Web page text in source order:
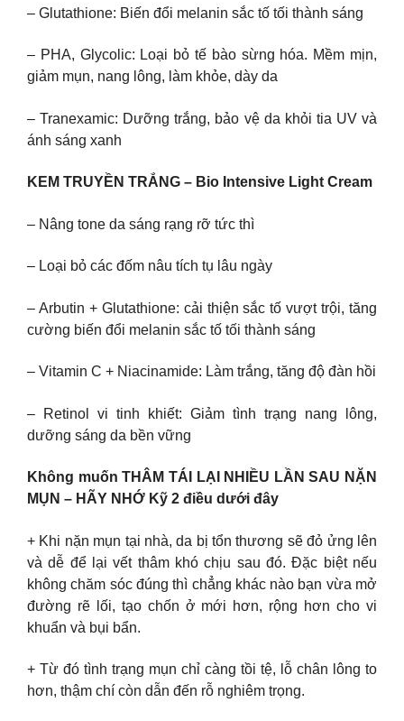
– Glutathione: Biến đổi melanin sắc tố tối thành sáng
– PHA, Glycolic: Loại bỏ tế bào sừng hóa. Mềm mịn,
giảm mụn, nang lông, làm khỏe, dày da
– Tranexamic: Dưỡng trắng, bảo vệ da khỏi tia UV và
ánh sáng xanh
KEM TRUYỀN TRẮNG – Bio Intensive Light Cream
– Nâng tone da sáng rạng rỡ tức thì
– Loại bỏ các đốm nâu tích tụ lâu ngày
– Arbutin + Glutathione: cải thiện sắc tố vượt trội, tăng
cường biến đổi melanin sắc tố tối thành sáng
– Vitamin C + Niacinamide: Làm trắng, tăng độ đàn hồi
– Retinol vi tinh khiết: Giảm tình trạng nang lông,
dưỡng sáng da bền vững
Không muốn THÂM TÁI LẠI NHIỀU LẦN SAU NẶN
MỤN – HÃY NHỚ Kỹ 2 điều dưới đây
+ Khi nặn mụn tại nhà, da bị tổn thương sẽ đỏ ửng lên
và dễ để lại vết thâm khó chịu sau đó. Đặc biệt nếu
không chăm sóc đúng thì chẳng khác nào bạn vừa mở
đường rẽ lối, tạo chốn ở mới hơn, rộng hơn cho vi
khuẩn và bụi bẩn.
+ Từ đó tình trạng mụn chỉ càng tồi tệ, lỗ chân lông to
hơn, thậm chí còn dẫn đến rỗ nghiêm trọng.